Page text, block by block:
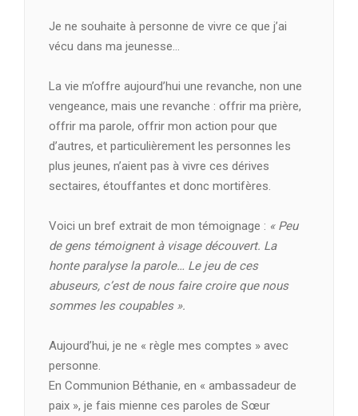
Je ne souhaite à personne de vivre ce que j’ai
vécu dans ma jeunesse…
La vie m’offre aujourd’hui une revanche, non une
vengeance, mais une revanche : offrir ma prière,
offrir ma parole, offrir mon action pour que
d’autres, et particulièrement les personnes les
plus jeunes, n’aient pas à vivre ces dérives
sectaires, étouffantes et donc mortifères.
Voici un bref extrait de mon témoignage : « Peu
de gens témoignent à visage découvert. La
honte paralyse la parole… Le jeu de ces
abuseurs, c’est de nous faire croire que nous
sommes les coupables ».
Aujourd’hui, je ne « règle mes comptes » avec
personne.
En Communion Béthanie, en « ambassadeur de
paix », je fais mienne ces paroles de Sœur